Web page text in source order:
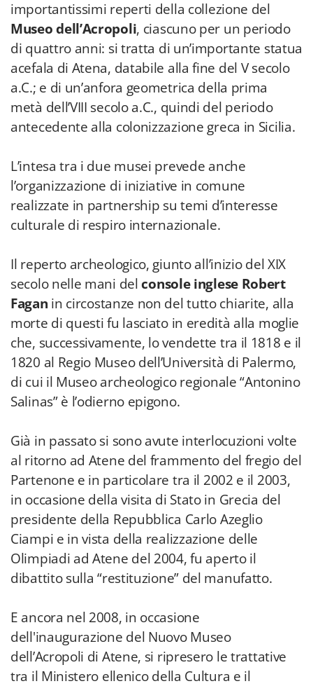
importantissimi reperti della collezione del
Museo dell’Acropoli, ciascuno per un periodo
di quattro anni: si tratta di un’importante statua
acefala di Atena, databile alla fine del V secolo
a.C.; e di un’anfora geometrica della prima
metà dell’VIII secolo a.C., quindi del periodo
antecedente alla colonizzazione greca in Sicilia.
L’intesa tra i due musei prevede anche
l’organizzazione di iniziative in comune
realizzate in partnership su temi d’interesse
culturale di respiro internazionale.
Il reperto archeologico, giunto all’inizio del XIX
secolo nelle mani del console inglese Robert
Fagan in circostanze non del tutto chiarite, alla
morte di questi fu lasciato in eredità alla moglie
che, successivamente, lo vendette tra il 1818 e il
1820 al Regio Museo dell’Università di Palermo,
di cui il Museo archeologico regionale “Antonino
Salinas” è l’odierno epigono.
Già in passato si sono avute interlocuzioni volte
al ritorno ad Atene del frammento del fregio del
Partenone e in particolare tra il 2002 e il 2003,
in occasione della visita di Stato in Grecia del
presidente della Repubblica Carlo Azeglio
Ciampi e in vista della realizzazione delle
Olimpiadi ad Atene del 2004, fu aperto il
dibattito sulla “restituzione” del manufatto.
E ancora nel 2008, in occasione
dell'inaugurazione del Nuovo Museo
dell’Acropoli di Atene, si ripresero le trattative
tra il Ministero ellenico della Cultura e il